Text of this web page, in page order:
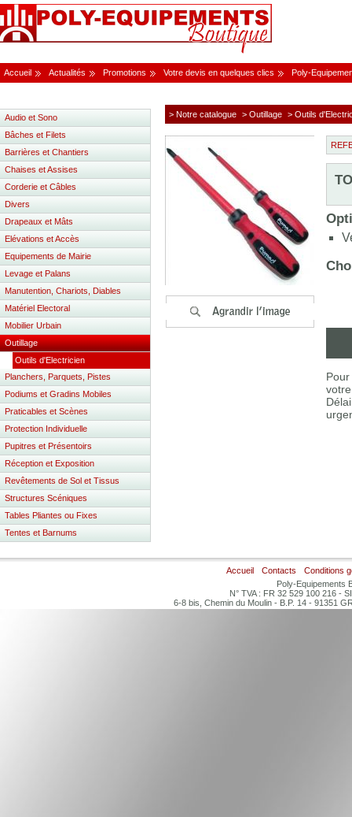
Accueil Actualités Promotions Votre devis en quelques clics Poly-
> Notre catalogue > Outillage > Outils
Audio et Sono
Bâches et Filets
Barrières et Chantiers
Chaises et Assises
Corderie et Câbles
Divers
Drapeaux et Mâts
Elévations et Accès
Equipements de Mairie
Levage et Palans
Manutention, Chariots, Diables
Matériel Electoral
Mobilier Urbain
Outillage
Outils d'Electricien
Planchers, Parquets, Pistes
Podiums et Gradins Mobiles
Praticables et Scènes
Protection Individuelle
Pupitres et Présentoirs
Réception et Exposition
Revêtements de Sol et Tissus
Structures Scéniques
Tables Pliantes ou Fixes
Tentes et Barnums
Accueil Contacts
Conditions
Poly-Equipements
N° TVA : FR 32 529 100 216 -
6-8 bis, Chemin du Moulin - B.P. 14 - 91351